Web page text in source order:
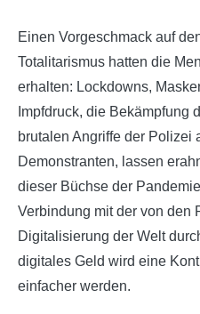
Einen Vorgeschmack auf
Totalitarismus hatten die
erhalten: Lockdowns,
Impfdruck, die Bekämpfung
brutalen Angriffe der Polizei
Demonstranten, lassen
dieser Büchse der
Verbindung mit der von den
Digitalisierung der Welt
digitales Geld wird eine
einfacher werden.